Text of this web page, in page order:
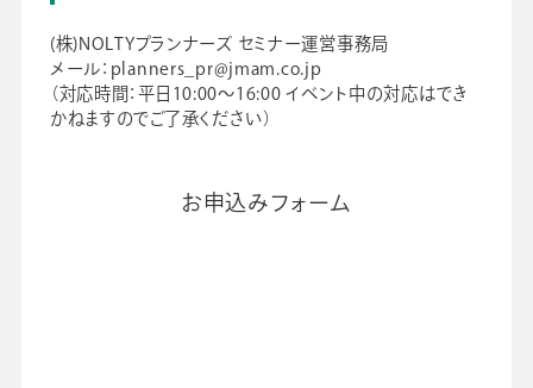
(株)NOLTYプランナーズ セミナー運営事務局
メール：planners_pr@jmam.co.jp
（対応時間：平日10:00～16:00 イベント中の対応はでき
かねますのでご了承ください）
お申込みフォーム